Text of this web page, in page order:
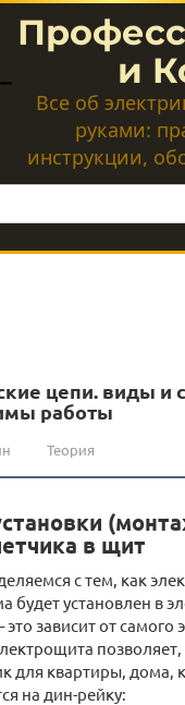
и
Все об
руками:
инструкции,
цепи. виды и
работы
Теория
в щит
с тем, как
будет установлен в
это зависит от
для квартиры, дома,
на дин-рейку: